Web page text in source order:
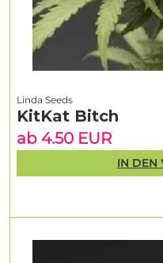
Linda Seeds
KitKat Bitch
ab 4.50 EUR
IN DEN